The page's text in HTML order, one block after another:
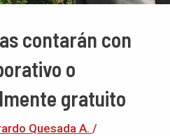
contarán con
o
gratuito
Quesada A. /